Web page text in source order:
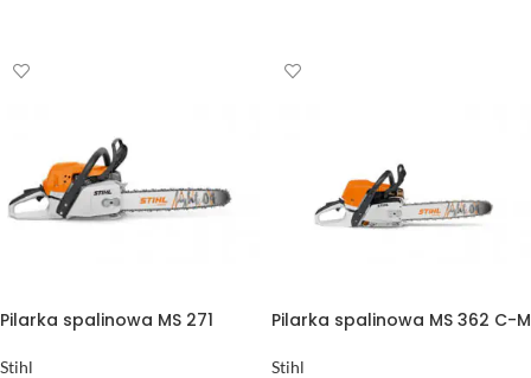
Pilarka spalinowa MS 271
Stihl
Pilarka spalinowa MS 362 C-M
Stihl